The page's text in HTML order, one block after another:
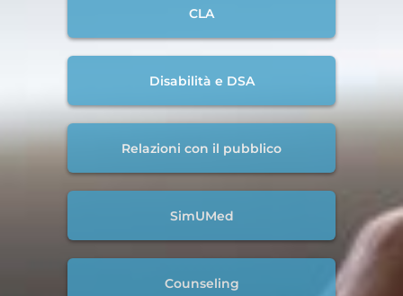
CLA
Disabilità e DSA
Relazioni con il pubblico
SimUMed
Counseling